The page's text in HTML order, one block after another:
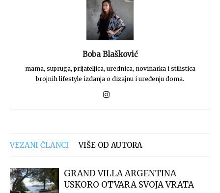
Boba Blašković
mama, supruga, prijateljica, urednica, novinarka i stilistica
brojnih lifestyle izdanja o dizajnu i uređenju doma.
VEZANI ČLANCI VIŠE OD AUTORA
GRAND VILLA ARGENTINA
USKORO OTVARA SVOJA VRATA